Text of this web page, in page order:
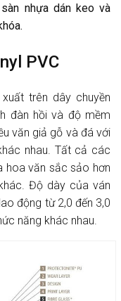
nhựa dán keo và
PVC
trên dây chuyền
đàn hồi và độ mềm
văn giả gỗ và đá với
nhau. Tất cả các
hoa văn sắc sảo hơn
Độ dày của ván
động từ 2,0 đến 3,0
năng khác nhau.